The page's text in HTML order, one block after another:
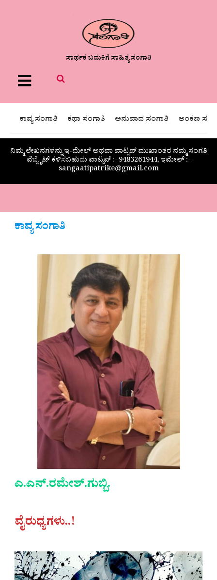
ಸಾರ್ಥಕ ಬದುಕಿಗೆ ಸಾಹಿತ್ಯ ಸಂಗಾತಿ
Menu
ಕಾವ್ಯ ಸಂಗಾತಿ ಕಥಾ ಸಂಗಾತಿ ಅನುವಾದ ಸಂಗಾತಿ ಅಂಕಣ
ನಿಮ್ಮ ಲೇಖನಗಳನ್ನು ಇ-ಮೇಲ್ ಅಥವಾ ವಾಟ್ಸಪ್ ಮುಖಾಂತರ ನಮ್ಮ ಸಂಗತಿ
ವೆಬ್ಸೈಟ್ ಕಳಿಸಬಹುದು ವಾಟ್ಸಪ್‌ :- 9483261944, ಇಮೇಲ್ :-
sangaatipatrike@gmail.com
ಕಾವ್ಯ ಸಂಗಾತಿ
ಎ.ಎನ್.ರಮೇಶ್.ಗುಬ್ಬಿ.
ವೈರುಧ್ಯಗಳು..!